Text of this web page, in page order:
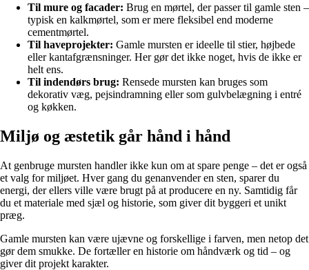
Til mure og facader: Brug en mørtel, der passer til gamle sten –
typisk en kalkmørtel, som er mere fleksibel end moderne
cementmørtel.
Til haveprojekter: Gamle mursten er ideelle til stier, højbede
eller kantafgrænsninger. Her gør det ikke noget, hvis de ikke er
helt ens.
Til indendørs brug: Rensede mursten kan bruges som
dekorativ væg, pejsindramning eller som gulvbelægning i entré
og køkken.
Miljø og æstetik går hånd i hånd
At genbruge mursten handler ikke kun om at spare penge – det er også
et valg for miljøet. Hver gang du genanvender en sten, sparer du
energi, der ellers ville være brugt på at producere en ny. Samtidig får
du et materiale med sjæl og historie, som giver dit byggeri et unikt
præg.
Gamle mursten kan være ujævne og forskellige i farven, men netop det
gør dem smukke. De fortæller en historie om håndværk og tid – og
giver dit projekt karakter.